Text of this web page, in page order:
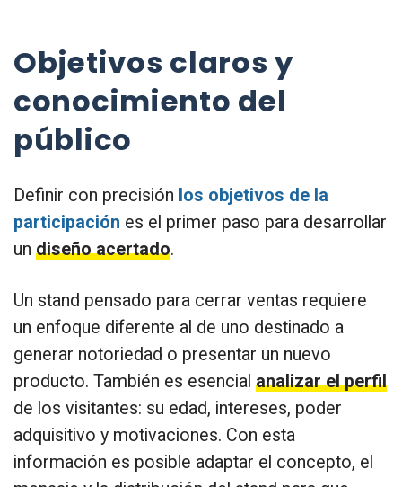
Objetivos claros y
conocimiento del
público
Definir con precisión los objetivos de la
participación es el primer paso para desarrollar
un diseño acertado.
Un stand pensado para cerrar ventas requiere
un enfoque diferente al de uno destinado a
generar notoriedad o presentar un nuevo
producto. También es esencial analizar el perfil
de los visitantes: su edad, intereses, poder
adquisitivo y motivaciones. Con esta
información es posible adaptar el concepto, el